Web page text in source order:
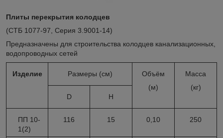
Плиты перекрытия колодцев
(СТБ 1077-97, Серия 3.9001-14)
Предназначены для строительства колодцев канализационных,
водопроводных сетей
Изделие Размеры (см)
Объём
(м)
Масса
(кг)
D
H
ПП 10-
1(2)
116 15 0,10 250